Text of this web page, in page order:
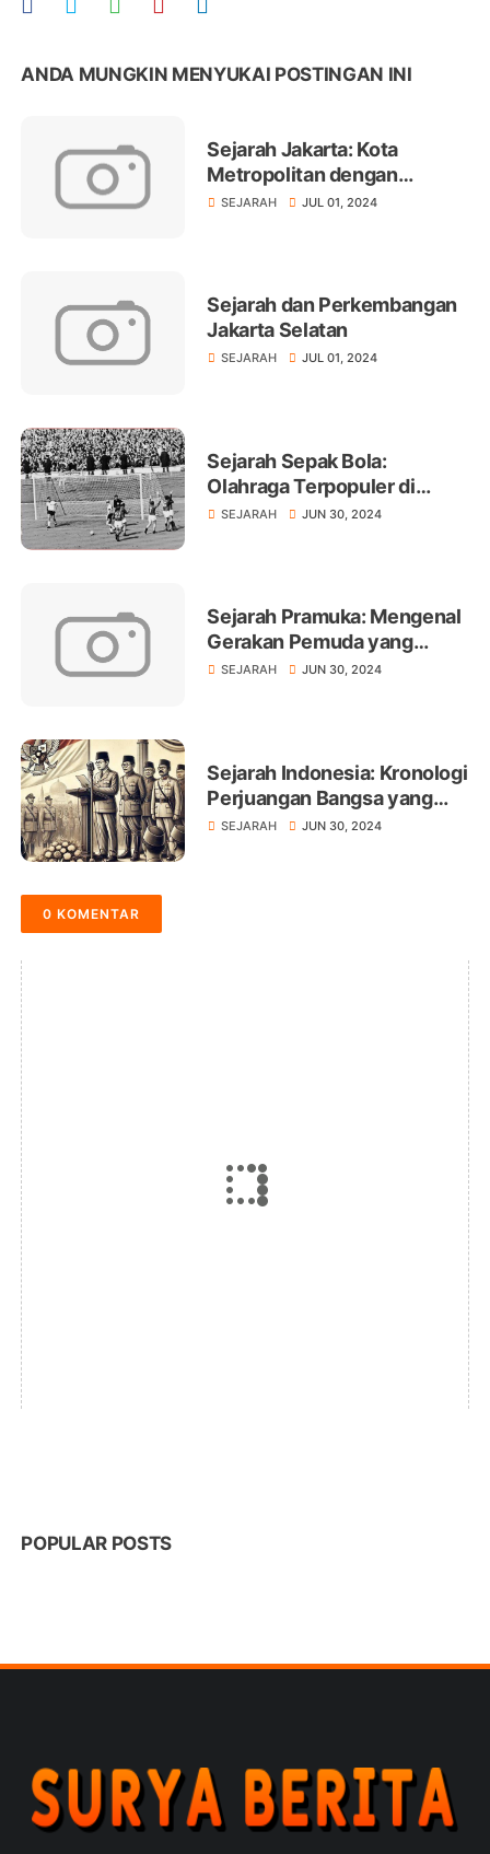
ANDA MUNGKIN MENYUKAI POSTINGAN INI
Sejarah Jakarta: Kota
Metropolitan dengan
Sejarah Panjang dan Kaya
SEJARAH JUL 01, 2024
Sejarah dan Perkembangan
Jakarta Selatan
SEJARAH JUL 01, 2024
Sejarah Sepak Bola:
Olahraga Terpopuler di
Dunia
SEJARAH JUN 30, 2024
Sejarah Pramuka: Mengenal
Gerakan Pemuda yang
Melegenda
SEJARAH JUN 30, 2024
Sejarah Indonesia: Kronologi
Perjuangan Bangsa yang
Menakjubkan
SEJARAH JUN 30, 2024
0 KOMENTAR
POPULAR POSTS